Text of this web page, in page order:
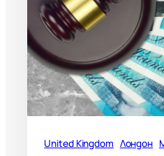
United Kingdom Лондон